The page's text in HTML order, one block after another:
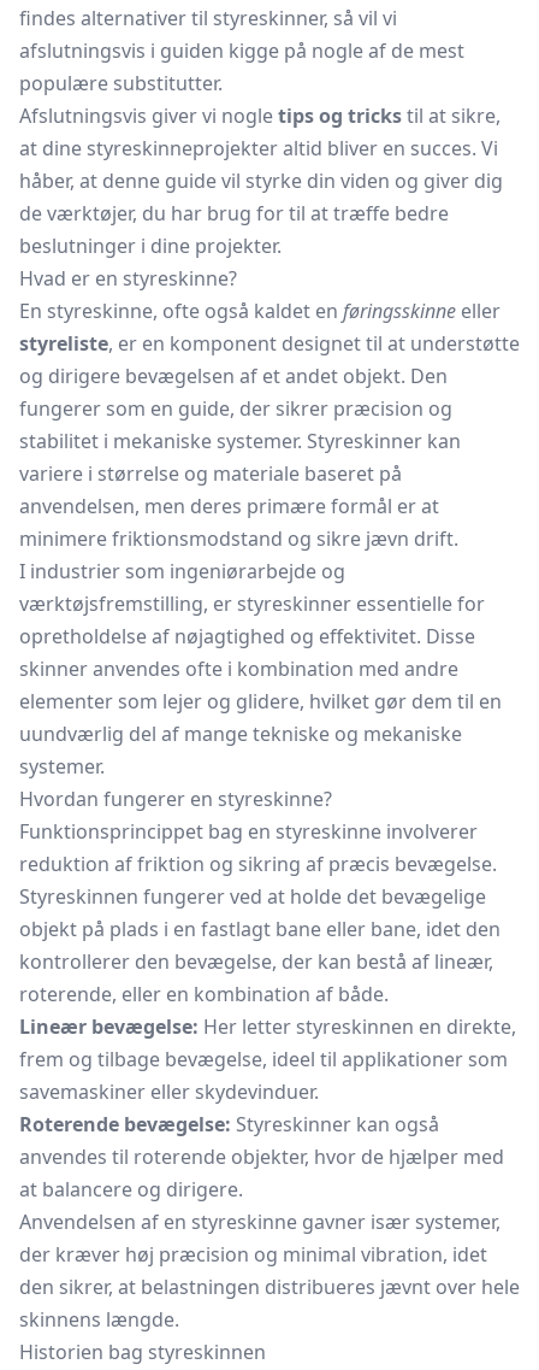
findes alternativer til styreskinner, så vil vi
afslutningsvis i guiden kigge på nogle af de mest
populære substitutter.
Afslutningsvis giver vi nogletips og trickstil at sikre,
at dine styreskinneprojekter altid bliver en succes. Vi
håber, at denne guide vil styrke din viden og giver dig
de værktøjer, du har brug for til at træffe bedre
beslutninger i dine projekter.
Hvad er en styreskinne?
En styreskinne, ofte også kaldet en føringsskinne eller
styreliste, er en komponent designet til at understøtte
og dirigere bevægelsen af et andet objekt. Den
fungerer som en guide, der sikrer præcision og
stabilitet i mekaniske systemer. Styreskinner kan
variere i størrelse og materiale baseret på
anvendelsen, men deres primære formål er at
minimere friktionsmodstand og sikre jævn drift.
I industrier som ingeniørarbejde og
værktøjsfremstilling, er styreskinner essentielle for
opretholdelse af nøjagtighed og effektivitet. Disse
skinner anvendes ofte i kombination med andre
elementer som lejer og glidere, hvilket gør dem til en
uundværlig del af mange tekniske og mekaniske
systemer.
Hvordan fungerer en styreskinne?
Funktionsprincippet bag en styreskinne involverer
reduktion af friktion og sikring af præcis bevægelse.
Styreskinnen fungerer ved at holde det bevægelige
objekt på plads i en fastlagt bane eller bane, idet den
kontrollerer den bevægelse, der kan bestå af lineær,
roterende, eller en kombination af både.
Lineær bevægelse: Her letter styreskinnen en direkte,
frem og tilbage bevægelse, ideel til applikationer som
savemaskiner eller skydevinduer.
Roterende bevægelse: Styreskinner kan også
anvendes til roterende objekter, hvor de hjælper med
at balancere og dirigere.
Anvendelsen af en styreskinne gavner især systemer,
der kræver høj præcision og minimal vibration, idet
den sikrer, at belastningen distribueres jævnt over hele
skinnens længde.
Historien bag styreskinnen